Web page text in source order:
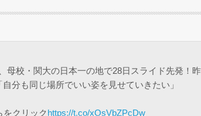
母校・関大の日本一の地で28日スライド先発！
分も同じ場所でいい姿を見せていきたい」
をクリックhttps://t.co/xOsVbZPcDw